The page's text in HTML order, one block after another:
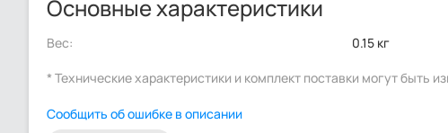
Основные характеристики
Вес: 0.15 кг
* Технические характеристики и комплект поставки могут
Сообщить об ошибке в описании